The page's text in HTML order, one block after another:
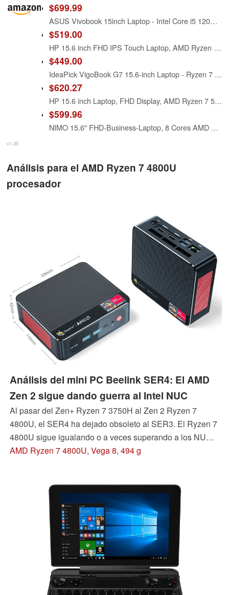
$699.99
ASUS Vivobook 15inch Laptop - Intel Core i5 120U Beat AMD Ryzen 7 4800U - 24GB RAM -1TB SSD -15.6 FHD Display- Windows 11 Office365 Included -Computadora Portátil - College Students School
$519.00
HP 15.6 inch FHD IPS Touch Laptop, AMD Ryzen 7 7730U, 16GB DDR4 RAM, 512GB SSD, Webcam, Windows 11 Home, Copilot AI, Natural Silver, 15-fc0057wm
$449.00
IdeaPick VigoBook G7 15.6-inch Laptop - Ryzen 7 5700U (8C/16T), 16GB RAM, 512GB SSD, WiFi 6, Fingerprint Reader, 58Wh Battery - Grey
$620.27
HP 15.6 inch Laptop, FHD Display, AMD Ryzen 7 5825U, 8 GB RAM, 512 GB SSD, AMD Radeon Graphics, Windows 11 Home, Natural Silver, 15-fc0502nr
$599.96
NIMO 15.6" FHD-Business-Laptop, 8 Cores AMD Ryzen 7 8745HS 16GB RAM 256GB SSD (Up to 4.9GHz, Beat R9 7940HS), Radeon-780M, 100W Fast PD for Creators & Professionals Work/Gaming, 2-Year Warranty
v1.35
Análisis para el AMD Ryzen 7 4800U
procesador
Análisis del mini PC Beelink SER4: El AMD
Zen 2 sigue dando guerra al Intel NUC
Al pasar del Zen+ Ryzen 7 3750H al Zen 2 Ryzen 7
4800U, el SER4 ha dejado obsoleto al SER3. El Ryzen 7
4800U sigue igualando o a veces superando a los NUC
de Intel más rápidos equipados con CPUs Core i5-
AMD Ryzen 7 4800U, Vega 8, 494 g